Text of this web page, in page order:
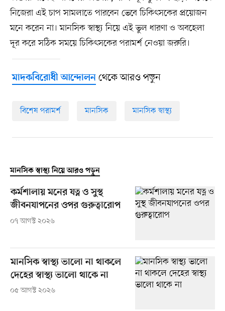
নিজেরা এই চাপ সামলাতে পারবেন ভেবে চিকিৎসকের প্রয়োজন
মনে করেন না। মানসিক স্বাস্থ্য নিয়ে এই ভুল ধারণা ও অবহেলা
দূর করে সঠিক সময়ে চিকিৎসকের পরামর্শ নেওয়া জরুরি।
মাদকবিরোধী আন্দোলনথেকে আরও পড়ুন
বিশেষ পরামর্শ মানসিক মানসিক স্বাস্থ্য
মানসিক স্বাস্থ্য নিয়ে আরও পড়ুন
কর্মশালায় মনের যত্ন ও সুস্থ
জীবনযাপনের ওপর গুরুত্বারোপ
০৭ আগস্ট ২০২৬
মানসিক স্বাস্থ্য ভালো না থাকলে
দেহের স্বাস্থ্য ভালো থাকে না
০৫ আগস্ট ২০২৬